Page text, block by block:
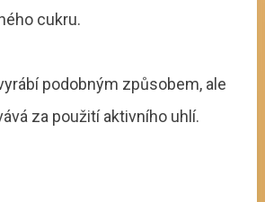
cukru.
podobným způsobem, ale
za použití aktivního uhlí.